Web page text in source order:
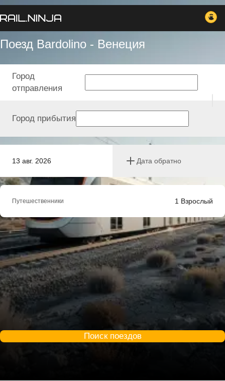
Поезд Bardolino - Венеция
13 авг. 2026 Дата обратно
Город
отправления
Город прибытия
Путешественники 1 Взрослый
Поиск поездов